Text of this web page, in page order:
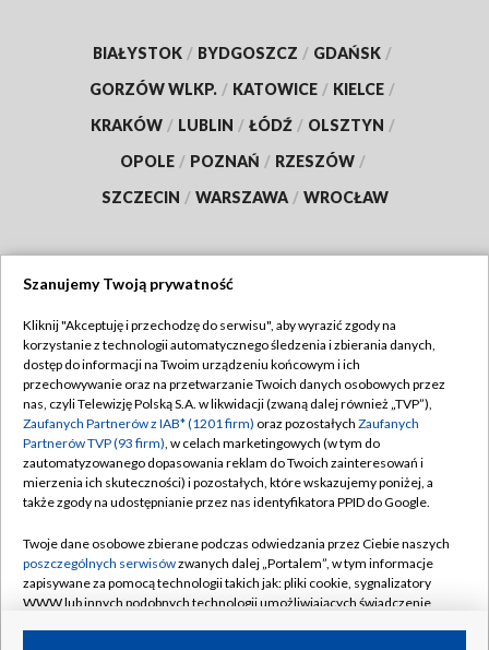
BIAŁYSTOK / BYDGOSZCZ / GDAŃSK /
GORZÓW WLKP. / KATOWICE / KIELCE /
KRAKÓW / LUBLIN / ŁÓDŹ / OLSZTYN /
OPOLE / POZNAŃ / RZESZÓW /
SZCZECIN / WARSZAWA / WROCŁAW
TVP
Abonament TVP
Emisja w TVP
Centrum informacji TVP
Naziemna Telewizja Cyfrowa
Rada Programowa
System NOS
Informacje o nadawcy
Regulamin TVP
Polityka prywatności
Moje zgody
Pomoc
Kontakt
Kanały
Szanujemy Twoją prywatność
Kliknij "Akceptuję i przechodzę do serwisu", aby wyrazić zgody na
korzystanie z technologii automatycznego śledzenia i zbierania danych,
dostęp do informacji na Twoim urządzeniu końcowym i ich
przechowywanie oraz na przetwarzanie Twoich danych osobowych przez
nas, czyli Telewizję Polską S.A. w likwidacji (zwaną dalej również „TVP”),
Zaufanych Partnerów z IAB* (1201 firm) oraz pozostałych Zaufanych
Partnerów TVP (93 firm), w celach marketingowych (w tym do
zautomatyzowanego dopasowania reklam do Twoich zainteresowań i
mierzenia ich skuteczności) i pozostałych, które wskazujemy poniżej, a
także zgody na udostępnianie przez nas identyfikatora PPID do Google.
Twoje dane osobowe zbierane podczas odwiedzania przez Ciebie naszych
poszczególnych serwisówzwanych dalej „Portalem”, w tym informacje
zapisywane za pomocą technologii takich jak: pliki cookie, sygnalizatory
WWW lub innych podobnych technologii umożliwiających świadczenie